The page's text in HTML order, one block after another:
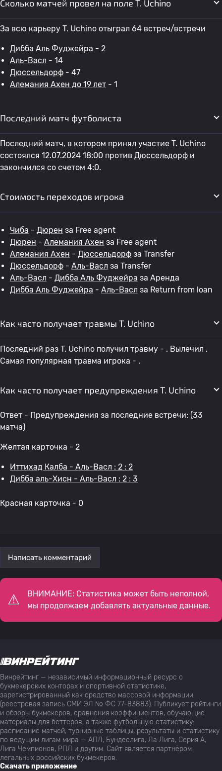
Сколько матчей провел на поле T. Uchino
За всю карьеру T. Uchino отыграл 64 встреч/встречи
Дибба Аль Фуджейра - 2
Аль-Васл - 14
Дюссельдорф - 47
Алемания Ахен до 19 лет - 1
Последний матч футболиста
Последний матч, в котором принял участие T. Uchino
состоялся 12.07.2024 18:00 против Дюссельдорф и
закончился со счетом 4:0.
Стоимость переходов игрока
Чиба - Дюрен за Free agent
Дюрен - Алемания Ахен за Free agent
Алемания Ахен - Дюссельдорф за Transfer
Дюссельдорф - Аль-Васл за Transfer
Аль-Васл - Дибба Аль Фуджейра за Аренда
Дибба Аль Фуджейра - Аль-Васл за Return from loan
Как часто получает травмы T. Uchino
Последний раз T. Uchino получил травму - . Вылечил .
Самая популярная травма игрока - .
Как часто получает предупреждения T. Uchino
Ответ - Предупреждения за последние встречи: (33
матча)
Желтая карточка - 2
Иттихад Калба - Аль-Васл : 2 : 2
Дибба аль-Хисн - Аль-Васл : 2 : 3
Красная карточка - 0
Написать комментарий
ВНИМАНИЕ: Статистика может быть неполной,
мы продолжаем добавлять актуальные данные.
Винрейтинг — независимый информационный ресурс о
букмекерских конторах и спортивной статистике,
зарегистрированный как средство массовой информации
(реестровая запись СМИ ЭЛ № ФС 77-83883). Публикует рейтинги
и обзоры букмекеров, сравнения коэффициентов, обучающие
материалы для беттеров, а также футбольную статистику:
расписание матчей, турнирные таблицы, результаты и статистику
по ведущим лигам мира — АПЛ, Бундеслига, Ла Лига, Серия А,
Лига Чемпионов, РПЛ и другим. Сайт является партнёром
легальных российских букмекеров.
Скачать приложение